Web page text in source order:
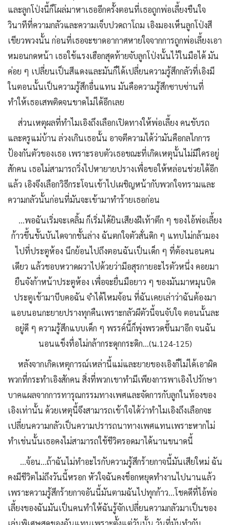
และลูกโป่งนี้ก็โผล่มาหาเธออีกครั้งตอนที่เธอถูกพ่อเลี้ยงขืนใจ
วินาทีที่ความกลัวและความเจ็บปวดถาโถม เอิงมองเห็นลูกโป่งสี
เขียวพวงนั้น ก่อนที่เธอจะขาดอากาศหายใจจากการถูกพ่อเลี้ยงเอา
หมอนกดหน้า เธอใช้แรงเฮือกสุดท้ายจับลูกโป่งนั้นไว้ในมือได้ มัน
ค่อย ๆ เปลี่ยนเป็นสีแดงและมันก็ได้เปลี่ยนความรู้สึกกลัวที่เอิงมี
ในตอนนั้นเป็นความรู้สึกอื่นแทน มันคือความรู้สึกซาบซ่านที่
ทำให้เธอเสพติดจนขาดไม่ได้อีกเลย
ส่วนเหตุผลที่ทำไมเอิงถึงเลือกเปิดทางให้พ่อเลี้ยง คนขับรถ
และครูแม่บ้าน ล่วงเกินเธอนั้น อาจตีความได้ว่ามันคือกลไกการ
ป้องกันตัวของเธอ เพราะรอบตัวเธอขณะที่เกิดเหตุนั้นไม่มีใครอยู่
สักคน เธอไม่สามารถวิ่งไปหายายปรางเพื่อขอให้หล่อนช่วยได้อีก
แล้ว เอิงจึงเลือกวิธีกระโจนเข้าไปเผชิญหน้ากับพวกใจทรามและ
ความกลัวนั้นก่อนที่มันจะเข้ามาทำร้ายเธอก่อน
...พอฉันเริ่มจะเคลิ้ม ก็เริ่มได้ยินเสียงฝีเท้าตึก ๆ ของไอ้พ่อเลี้ยง
ก้าวขึ้นขั้นบันไดจากชั้นล่าง ฉันตกใจตัวสั่นดิก ๆ แทบไม่กล้ามอง
ไปที่ประตูห้อง นึกย้อนไปถึงตอนฉันเป็นเด็ก ๆ ที่ต้องนอนคน
เดียว แล้วชอบหวาดผวาไปด้วยว่ามีอสุรกายอะไรตัวหนึ่ง คอยมา
ยืนจังก้าหน้าประตูห้อง เพื่อจะยื่นมือยาว ๆ ของมันมาหมุนบิด
ประตูเข้ามาบีบคอฉัน จำได้ไหมจ้อน ที่ฉันเคยเล่าว่าฉันต้องมา
แอบนอนกะยายปรางทุกคืนเพราะกลัวผีตัวนี้จนจับใจ ตอนนั้นละ
อยู่ดี ๆ ความรู้สึกแบบเด็ก ๆ พรรค์นี้ก็พุ่งพรวดขึ้นมาอีก จนฉัน
นอนแข็งทื่อไม่กล้ากระดุกกระดิก...(น.124-125)
หลังจากเกิดเหตุการณ์เหล่านี้แม่และยายของเอิงก็ไม่ได้เอาผิด
พวกที่กระทำเอิงสักคน สิ่งที่พวกเขาทำมีเพียงการพาเอิงไปรักษา
บาคแผลจากการทารุณกรรมทางเพศและจัดการกับลูกในท้องของ
เอิงเท่านั้น ด้วยเหตุนี้จึงสามารถเข้าใจได้ว่าทำไมเอิงถึงเลือกจะ
เปลี่ยนความกลัวเป็นความปรารถนาทางเพศแทนเพราะหากไม่
ทำเช่นนั้นเธอคงไม่สามารถใช้ชีวิตรอดมาได้นานขนาดนี้
...จ้อน...ถ้าฉันไม่ทำอะไรกับความรู้สึกร้ายกาจนี้มันเสียใหม่ ฉัน
คงมีชีวิตไม่ถึงวันนี้หรอก หัวใจฉันคงช็อกหยุดทำงานไปนานแล้ว
เพราะความรู้สึกร้ายกาจอันนี้มันตามฉันไปทุกก้าว...โชคดีที่ไอ้พ่อ
เลี้ยงของฉันมันเป็นคนทำให้ฉันรู้จักเปลี่ยนความกลัวมาเป็นของ